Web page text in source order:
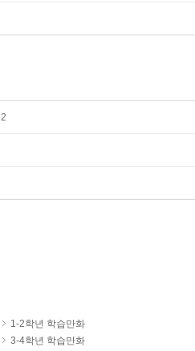
1-2학년 학습만화
3-4학년 학습만화